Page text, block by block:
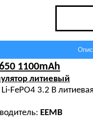
1100mAh
литиевый
FePO4 3.2 В
EEMB